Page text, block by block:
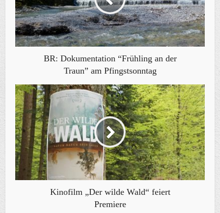
BR: Dokumentation “Frühling an der
Traun” am Pfingstsonntag
Kinofilm „Der wilde Wald“ feiert
Premiere